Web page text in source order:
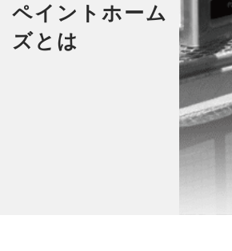
ペイントホーム
ズとは